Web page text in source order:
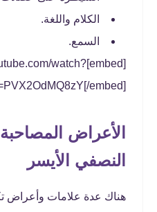
الكلام واللغة.
السمع.
watch?
embed]
الأعراض
النصفي الأيسر
هناك عدة علامات وأعراض